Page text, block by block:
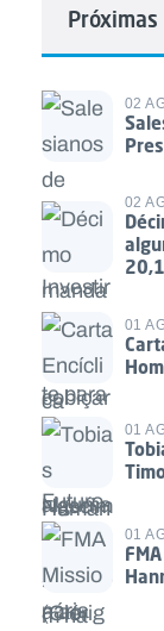
02
02
01
01
01